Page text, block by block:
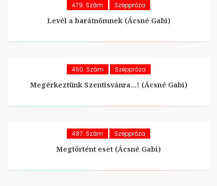
479. Szám Széppróza
Levél a barátnőmnek (Ácsné Gabi)
450. Szám Széppróza
Megérkeztünk Szentisvánra…! (Ácsné Gabi)
487. Szám Széppróza
Megtörtént eset (Ácsné Gabi)